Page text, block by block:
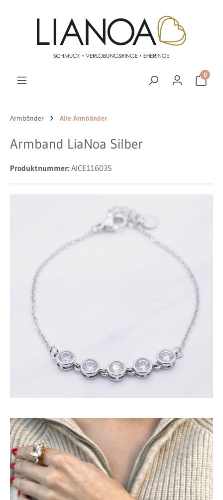
0
Armbänder Alle Armbänder
Armband LiaNoa Silber
Produktnummer: AICE11603S